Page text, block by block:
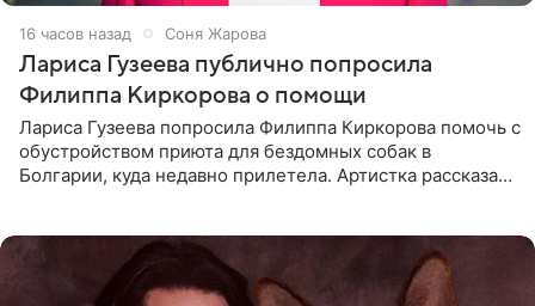
16 часов назад Соня Жарова
Лариса Гузеева публично попросила
Филиппа Киркорова о помощи
Лариса Гузеева попросила Филиппа Киркорова помочь с
обустройством приюта для бездомных собак в
Болгарии, куда недавно прилетела. Артистка рассказала